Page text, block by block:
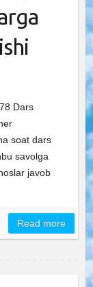
Dars
soat dars
savolga
javob
Read more